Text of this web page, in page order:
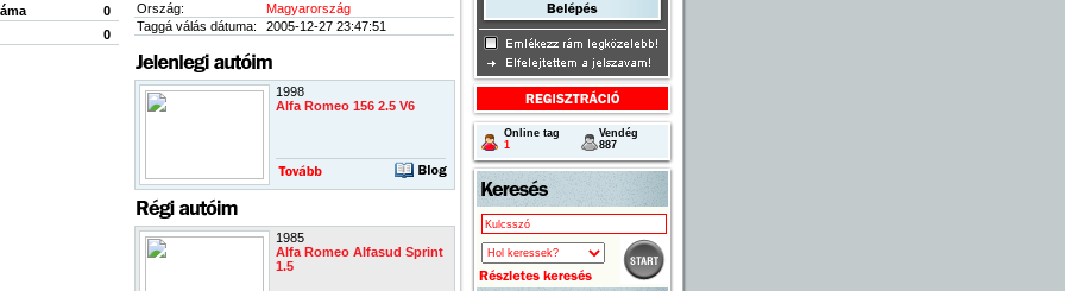
0
0
Ország:
Magyarország
Taggá válás dátuma:
2005-12-27 23:47:51
1998
Alfa Romeo 156 2.5 V6
1985
Alfa Romeo Alfasud Sprint
1.5
Online tag
1
Vendég
887